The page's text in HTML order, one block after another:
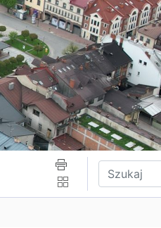
Wpisz